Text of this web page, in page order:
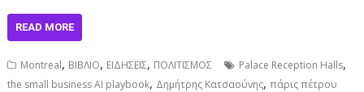
READ MORE
Montreal, ΒΙΒΛΙΟ, ΕΙΔΗΣΕΙΣ, ΠΟΛΙΤΙΣΜΟΣ Palace Reception Halls,
the small business AI playbook, Δημήτρης Κατσαούνης,πάρις πέτρου